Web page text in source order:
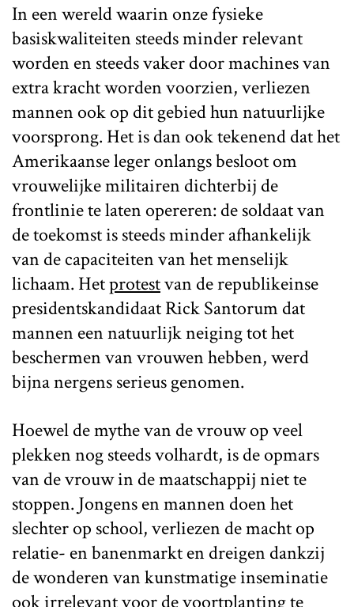
In een wereld waarin onze fysieke
basiskwaliteiten steeds minder relevant
worden en steeds vaker door machines van
extra kracht worden voorzien, verliezen
mannen ook op dit gebied hun natuurlijke
voorsprong. Het is dan ook tekenend dat het
Amerikaanse leger onlangs besloot om
vrouwelijke militairen dichterbij de
frontlinie te laten opereren: de soldaat van
de toekomst is steeds minder afhankelijk
van de capaciteiten van het menselijk
lichaam. Hetprotestvan de republikeinse
presidentskandidaat Rick Santorum dat
mannen een natuurlijk neiging tot het
beschermen van vrouwen hebben, werd
bijna nergens serieus genomen.
Hoewel de mythe van de vrouw op veel
plekken nog steeds volhardt, is de opmars
van de vrouw in de maatschappij niet te
stoppen. Jongens en mannen doen het
slechter op school, verliezen de macht op
relatie- en banenmarkt en dreigen dankzij
de wonderen van kunstmatige inseminatie
ook irrelevant voor de voortplanting te